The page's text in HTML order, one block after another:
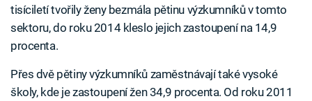
tisíciletí tvořily ženy bezmála pětinu výzkumníků v tomto
sektoru, do roku 2014 kleslo jejich zastoupení na 14,9
procenta.
Přes dvě pětiny výzkumníků zaměstnávají také vysoké
školy, kde je zastoupení žen 34,9 procenta. Od roku 2011